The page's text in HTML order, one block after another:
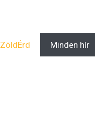
ZöldÉrd Minden hír